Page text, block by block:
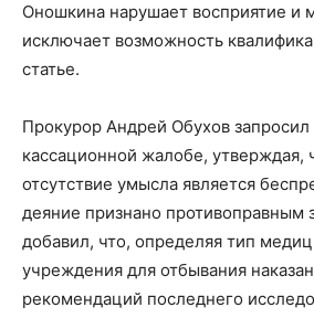
Оношкина нарушает восприятие и
исключает возможность
статье.
Прокурор Андрей Обухов запросил
кассационной жалобе, утверждая,
отсутствие умысла является
деяние признано противоправным
добавил, что, определяя тип
учреждения для отбывания
рекомендаций последнего